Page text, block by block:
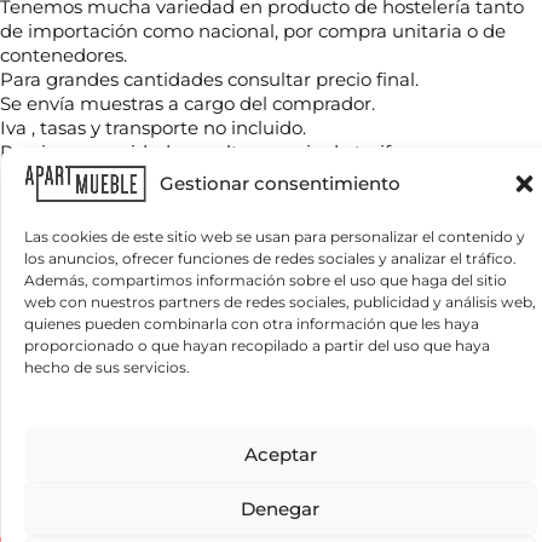
Gestionar consentimiento
Las cookies de este sitio web se usan para personalizar el contenido y
los anuncios, ofrecer funciones de redes sociales y analizar el tráfico.
Además, compartimos información sobre el uso que haga del sitio
web con nuestros partners de redes sociales, publicidad y análisis web,
quienes pueden combinarla con otra información que les haya
proporcionado o que hayan recopilado a partir del uso que haya
hecho de sus servicios.
Aceptar
Denegar
Tenemos mucha variedad en producto de hostelería tanto
de importación como nacional, por compra unitaria o de
contenedores.
Para grandes cantidades consultar precio final.
Se envía muestras a cargo del comprador.
Iva , tasas y transporte no incluido.
Precio para unidades sueltas: precio de tarifa.
c
e
s
i
t
a
s
T
e
l
é
f
o
n
o
m
b
r
e
*
T
e
l
é
o
n
*
C
o
r
e
o
e
l
e
c
t
¿
Q
u
é
n
e
Responsable del tratamiento:APARTMUEBLE, S.L.
Legitimación del tratamiento:Interés legítimo y consentimiento del